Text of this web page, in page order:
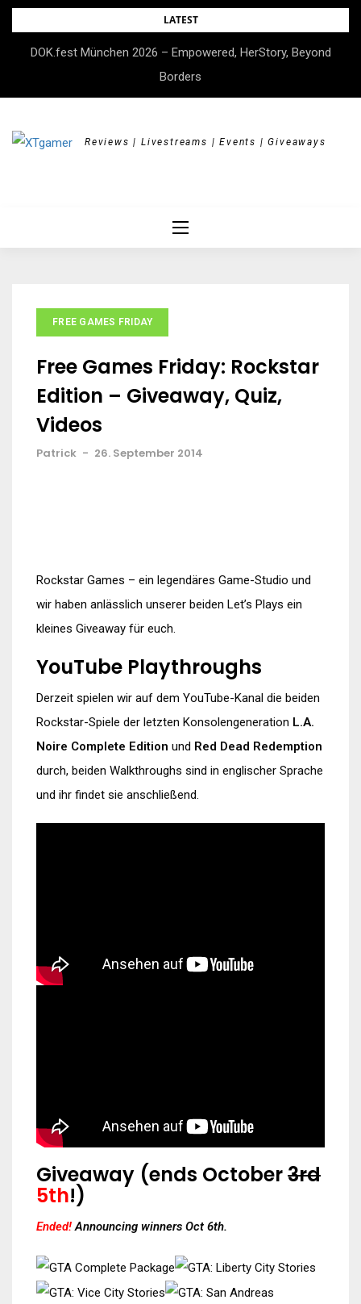
Skip
content
LATEST
DOK.fest München 2026 – Empowered, HerStory, Beyond
Borders
Reviews | Livestreams | Events | Giveaways
FREE GAMES FRIDAY
Free Games Friday: Rockstar
Edition – Giveaway, Quiz,
Videos
Patrick - 26. September 2014
Rockstar Games – ein legendäres Game-Studio und
wir haben anlässlich unserer beiden Let’s Plays ein
kleines Giveaway für euch.
YouTube Playthroughs
Derzeit spielen wir auf dem YouTube-Kanal die beiden
Rockstar-Spiele der letzten Konsolengeneration L.A.
Noire Complete Edition und Red Dead Redemption
durch, beiden Walkthroughs sind in englischer Sprache
und ihr findet sie anschließend.
Giveaway (ends October3rd
5th!)
Ended!Announcing winners Oct 6th.